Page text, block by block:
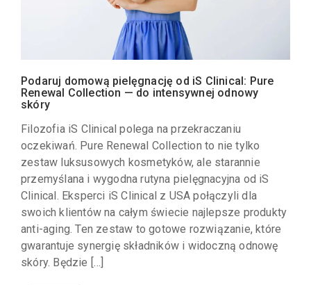
Podaruj domową pielęgnację od iS Clinical: Pure
Renewal Collection — do intensywnej odnowy
skóry
Filozofia iS Clinical polega na przekraczaniu
oczekiwań. Pure Renewal Collection to nie tylko
zestaw luksusowych kosmetyków, ale starannie
przemyślana i wygodna rutyna pielęgnacyjna od iS
Clinical. Eksperci iS Clinical z USA połączyli dla
swoich klientów na całym świecie najlepsze produkty
anti-aging. Ten zestaw to gotowe rozwiązanie, które
gwarantuje synergię składników i widoczną odnowę
skóry. Będzie […]